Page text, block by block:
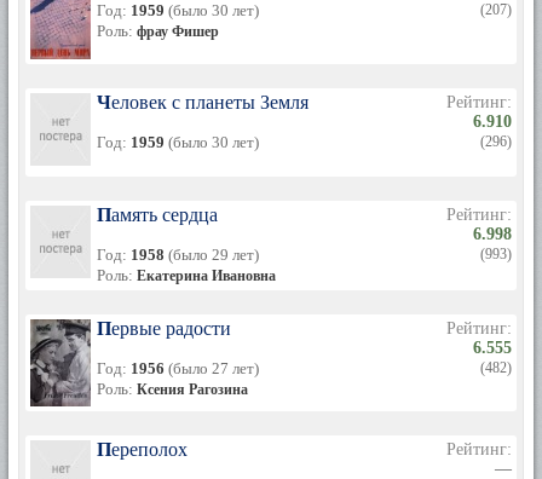
Год: 1959 (было 30 лет)
Роль: фрау Фишер
(207)
Человек с планеты Земля
Год: 1959 (было 30 лет)
Рейтинг:
6.910
(296)
Память сердца
Год: 1958 (было 29 лет)
Роль: Екатерина Ивановна
Рейтинг:
6.998
(993)
Первые радости
Год: 1956 (было 27 лет)
Роль: Ксения Рагозина
Рейтинг:
6.555
(482)
Переполох
Рейтинг:
—